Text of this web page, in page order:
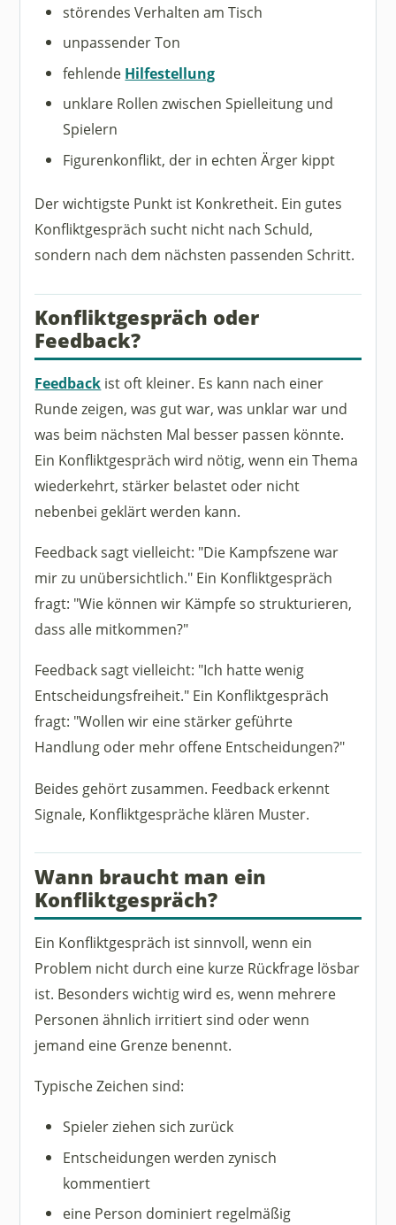
störendes Verhalten am Tisch
unpassender Ton
fehlende Hilfestellung
unklare Rollen zwischen Spielleitung und
Spielern
Figurenkonflikt, der in echten Ärger kippt
Der wichtigste Punkt ist Konkretheit. Ein gutes
Konfliktgespräch sucht nicht nach Schuld,
sondern nach dem nächsten passenden Schritt.
Konfliktgespräch oder
Feedback?
Feedback ist oft kleiner. Es kann nach einer
Runde zeigen, was gut war, was unklar war und
was beim nächsten Mal besser passen könnte.
Ein Konfliktgespräch wird nötig, wenn ein Thema
wiederkehrt, stärker belastet oder nicht
nebenbei geklärt werden kann.
Feedback sagt vielleicht: "Die Kampfszene war
mir zu unübersichtlich." Ein Konfliktgespräch
fragt: "Wie können wir Kämpfe so strukturieren,
dass alle mitkommen?"
Feedback sagt vielleicht: "Ich hatte wenig
Entscheidungsfreiheit." Ein Konfliktgespräch
fragt: "Wollen wir eine stärker geführte
Handlung oder mehr offene Entscheidungen?"
Beides gehört zusammen. Feedback erkennt
Signale, Konfliktgespräche klären Muster.
Wann braucht man ein
Konfliktgespräch?
Ein Konfliktgespräch ist sinnvoll, wenn ein
Problem nicht durch eine kurze Rückfrage lösbar
ist. Besonders wichtig wird es, wenn mehrere
Personen ähnlich irritiert sind oder wenn
jemand eine Grenze benennt.
Typische Zeichen sind:
Spieler ziehen sich zurück
Entscheidungen werden zynisch
kommentiert
eine Person dominiert regelmäßig